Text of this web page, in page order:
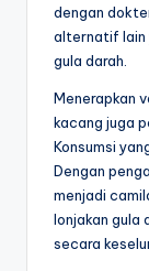
dengan
alternatif lain
gula darah.
Menerapkan
kacang juga
Konsumsi
Dengan
menjadi
lonjakan gula
secara